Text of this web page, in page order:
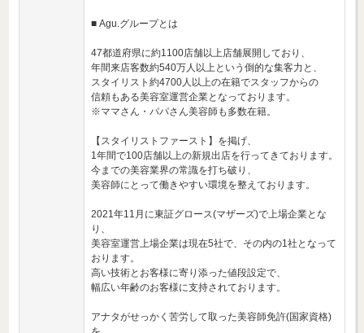
■ Agu.グループとは
47都道府県に約1100店舗以上店舗展開しており、
年間来店客数約540万人以上という倒的な集客力と、
スタイリスト約4700人以上の在籍でスタッフからの
信頼もある美容室運営企業となっております。
※ママさん・パパさん美容師も多数在籍。
【スタイリストファースト】を掲げ、
1年間で100店舗以上の新規出店を行ってきております。
今までの美容業界の常識を打ち破り、
美容師にとって働きやすい環境を整えております。
2021年11月に東証グロース(マザーズ)で上場企業とな
り、
美容室運営上場企業は現在5社で、その内の1社となって
おります。
高い技術とお客様に寄り添った値段設定で、
幅広い年齢のお客様に支持されております。
アナタがせっかく苦労して取った美容師免許(国家資格)